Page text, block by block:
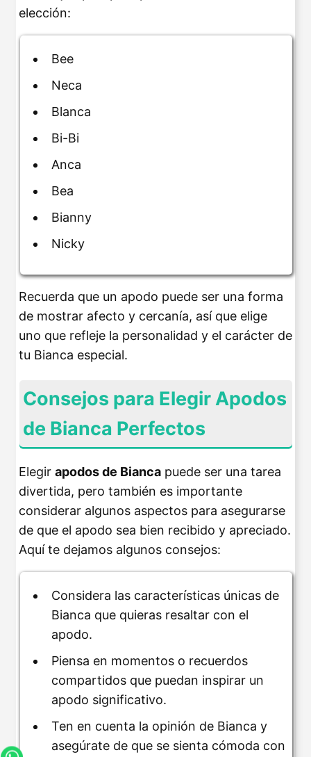
elección:
Bee
Neca
Blanca
Bi-Bi
Anca
Bea
Bianny
Nicky
Recuerda que un apodo puede ser una forma
de mostrar afecto y cercanía, así que elige
uno que refleje la personalidad y el carácter de
tu Bianca especial.
Consejos para Elegir Apodos
de Bianca Perfectos
Elegir apodos de Bianca puede ser una tarea
divertida, pero también es importante
considerar algunos aspectos para asegurarse
de que el apodo sea bien recibido y apreciado.
Aquí te dejamos algunos consejos:
Considera las características únicas de
Bianca que quieras resaltar con el
apodo.
Piensa en momentos o recuerdos
compartidos que puedan inspirar un
apodo significativo.
Ten en cuenta la opinión de Bianca y
asegúrate de que se sienta cómoda con